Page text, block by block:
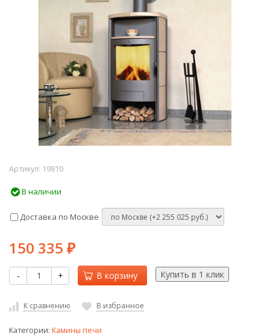
Артикул: 19810
В наличии
Доставка по Москве
150 335 ₽
- + В корзину
К сравнению В избранное
Категории: Камины печи